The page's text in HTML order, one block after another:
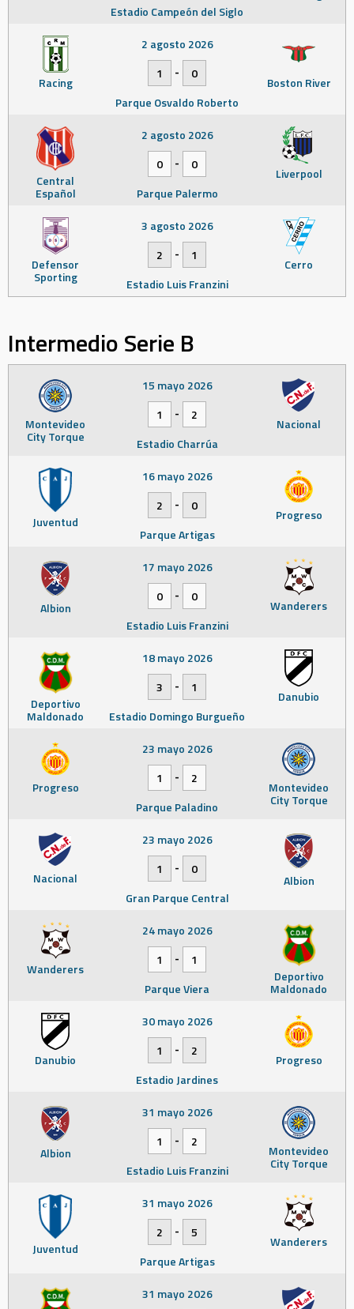
Estadio Campeón del Siglo
Racing Boston River
2 agosto 2026
1
-
0
Parque Osvaldo Roberto
Central
Español
Liverpool
2 agosto 2026
0
-
0
Parque Palermo
Defensor
Sporting
Cerro
3 agosto 2026
2
-
1
Estadio Luis Franzini
Intermedio Serie B
Montevideo
City Torque
Nacional
15 mayo 2026
1
-
2
Estadio Charrúa
Juventud Progreso
16 mayo 2026
2
-
0
Parque Artigas
Albion Wanderers
17 mayo 2026
0
-
0
Estadio Luis Franzini
Deportivo
Maldonado
Danubio
18 mayo 2026
3
-
1
Estadio Domingo Burgueño
Progreso Montevideo
City Torque
23 mayo 2026
1
-
2
Parque Paladino
Nacional Albion
23 mayo 2026
1
-
0
Gran Parque Central
Wanderers Deportivo
Maldonado
24 mayo 2026
1
-
1
Parque Viera
Danubio Progreso
30 mayo 2026
1
-
2
Estadio Jardines
Albion Montevideo
City Torque
31 mayo 2026
1
-
2
Estadio Luis Franzini
Juventud Wanderers
31 mayo 2026
2
-
5
Parque Artigas
31 mayo 2026